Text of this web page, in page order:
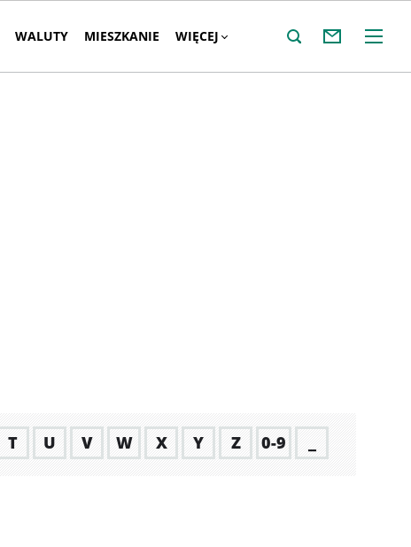
WALUTY MIESZKANIE WIĘCEJ
T U V W X Y Z 0-9